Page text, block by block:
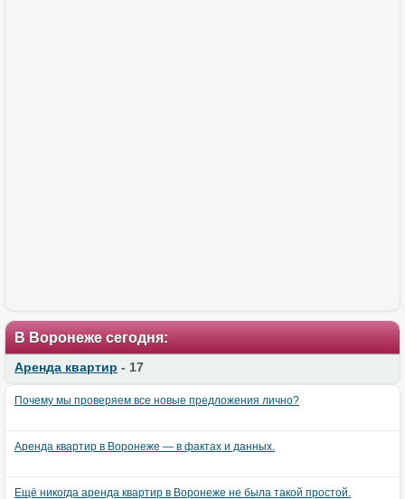
В Воронеже сегодня:
Аренда квартир - 17
Почему мы проверяем все новые предложения лично?
Аренда квартир в Воронеже — в фактах и данных.
Ещё никогда аренда квартир в Воронеже не была такой простой.